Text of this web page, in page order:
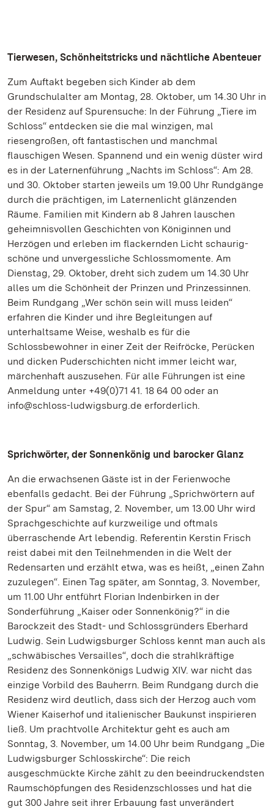
Tierwesen, Schönheitstricks und nächtliche Abenteuer
Zum Auftakt begeben sich Kinder ab dem
Grundschulalter am Montag, 28. Oktober, um 14.30 Uhr in
der Residenz auf Spurensuche: In der Führung „Tiere im
Schloss“ entdecken sie die mal winzigen, mal
riesengroßen, oft fantastischen und manchmal
flauschigen Wesen. Spannend und ein wenig düster wird
es in der Laternenführung „Nachts im Schloss“: Am 28.
und 30. Oktober starten jeweils um 19.00 Uhr Rundgänge
durch die prächtigen, im Laternenlicht glänzenden
Räume. Familien mit Kindern ab 8 Jahren lauschen
geheimnisvollen Geschichten von Königinnen und
Herzögen und erleben im flackernden Licht schaurig-
schöne und unvergessliche Schlossmomente. Am
Dienstag, 29. Oktober, dreht sich zudem um 14.30 Uhr
alles um die Schönheit der Prinzen und Prinzessinnen.
Beim Rundgang „Wer schön sein will muss leiden“
erfahren die Kinder und ihre Begleitungen auf
unterhaltsame Weise, weshalb es für die
Schlossbewohner in einer Zeit der Reifröcke, Perücken
und dicken Puderschichten nicht immer leicht war,
märchenhaft auszusehen. Für alle Führungen ist eine
Anmeldung unter +49(0)71 41. 18 64 00 oder an
info@schloss-ludwigsburg.de erforderlich.
Sprichwörter, der Sonnenkönig und barocker Glanz
An die erwachsenen Gäste ist in der Ferienwoche
ebenfalls gedacht. Bei der Führung „Sprichwörtern auf
der Spur“ am Samstag, 2. November, um 13.00 Uhr wird
Sprachgeschichte auf kurzweilige und oftmals
überraschende Art lebendig. Referentin Kerstin Frisch
reist dabei mit den Teilnehmenden in die Welt der
Redensarten und erzählt etwa, was es heißt, „einen Zahn
zuzulegen“. Einen Tag später, am Sonntag, 3. November,
um 11.00 Uhr entführt Florian Indenbirken in der
Sonderführung „Kaiser oder Sonnenkönig?“ in die
Barockzeit des Stadt- und Schlossgründers Eberhard
Ludwig. Sein Ludwigsburger Schloss kennt man auch als
„schwäbisches Versailles“, doch die strahlkräftige
Residenz des Sonnenkönigs Ludwig XIV. war nicht das
einzige Vorbild des Bauherrn. Beim Rundgang durch die
Residenz wird deutlich, dass sich der Herzog auch vom
Wiener Kaiserhof und italienischer Baukunst inspirieren
ließ. Um prachtvolle Architektur geht es auch am
Sonntag, 3. November, um 14.00 Uhr beim Rundgang „Die
Ludwigsburger Schlosskirche“: Die reich
ausgeschmückte Kirche zählt zu den beeindruckendsten
Raumschöpfungen des Residenzschlosses und hat die
gut 300 Jahre seit ihrer Erbauung fast unverändert